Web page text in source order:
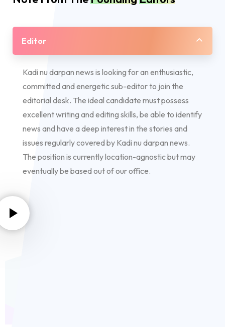
Editor
Kadi nu darpan news is looking for an enthusiastic,
committed and energetic sub-editor to join the
editorial desk. The ideal candidate must possess
excellent writing and editing skills, be able to identify
news and have a deep interest in the stories and
issues regularly covered by Kadi nu darpan news.
The position is currently location-agnostic but may
eventually be based out of our office.